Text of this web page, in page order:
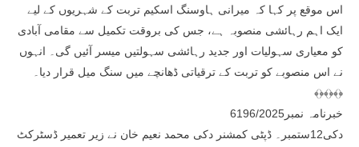
اس موقع پر کہا کہ میرانی ہاوسنگ اسکیم تربت کے شہریوں کے لیے
ایک اہم رہائشی منصوبہ ہے، جس کی بروقت تکمیل سے مقامی آبادی
کو معیاری سہولیات اور جدید رہائشی سہولتیں میسر آئیں گی۔ انہوں
نے اس منصوبے کو تربت کے ترقیاتی ڈھانچے میں سنگ میل قرار دیا۔
﴾﴿﴾﴿﴾﴿
خبرنامہ نمبر6196/2025
دکی12ستمبر۔ ڈپٹی کمشنر دکی محمد نعیم خان نے زیر تعمیر ڈسٹرکٹ